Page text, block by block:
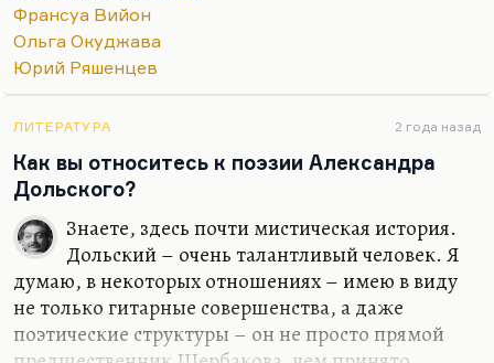
Франсуа Вийон
Ольга Окуджава
Юрий Ряшенцев
ЛИТЕРАТУРА 2 года назад
Как вы относитесь к поэзии Александра
Дольского?
Знаете, здесь почти мистическая история.
Дольский – очень талантливый человек. Я
думаю, в некоторых отношениях – имею в виду
не только гитарные совершенства, а даже
поэтические структуры – он не просто прямой